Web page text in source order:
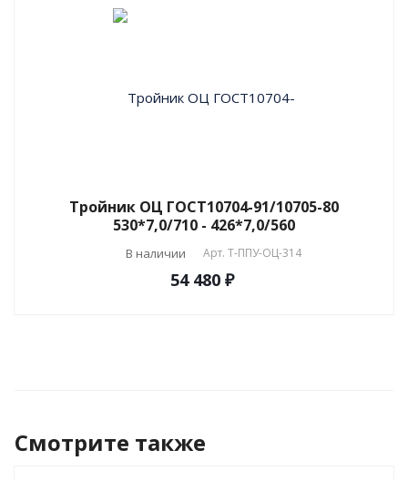
Тройник ОЦ ГОСТ10704-91/10705-80
530*7,0/710 - 426*7,0/560
В наличии Арт. T-ППУ-ОЦ-314
54 480 ₽
Смотрите также